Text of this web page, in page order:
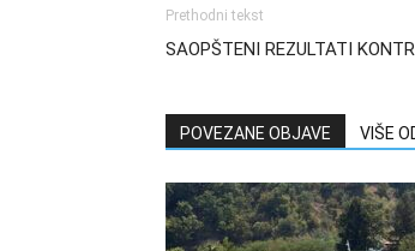
Prethodni tekst
SAOPŠTENI REZULTATI
POVEZANE OBJAVE VIŠE